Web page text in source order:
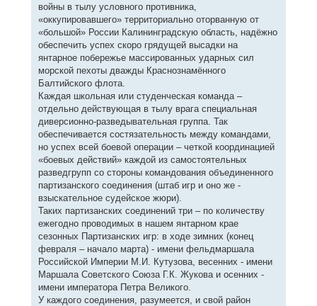
войны в тылу условного противника,
«оккупировавшего» территориально оторванную от
«большой» России Калининградскую область, надёжно
обеспечить успех скоро грядущей высадки на
янтарное побережье массированных ударных сил
морской пехоты дважды Краснознамённого
Балтийского флота.
Каждая школьная или студенческая команда –
отдельно действующая в тылу врага специальная
диверсионно-разведывательная группа. Так
обеспечивается состязательность между командами,
но успех всей боевой операции – четкой координацией
«боевых действий» каждой из самостоятельных
разведгрупп со стороны командования объединенного
партизанского соединения (штаб игр и оно же -
взыскательное судейское жюри).
Таких партизанских соединений три – по количеству
ежегодно проводимых в нашем янтарном крае
сезонных Партизанских игр: в ходе зимних (конец
февраля – начало марта) - имени фельдмаршала
Российской Империи М.И. Кутузова, весенних - имени
Маршала Советского Союза Г.К. Жукова и осенних -
имени императора Петра Великого.
У каждого соединения, разумеется, и свой район